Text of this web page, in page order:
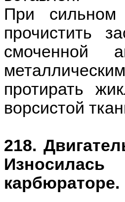
При сильном
прочистить
смоченной
протирать
ворсистой
218.
карбюраторе.